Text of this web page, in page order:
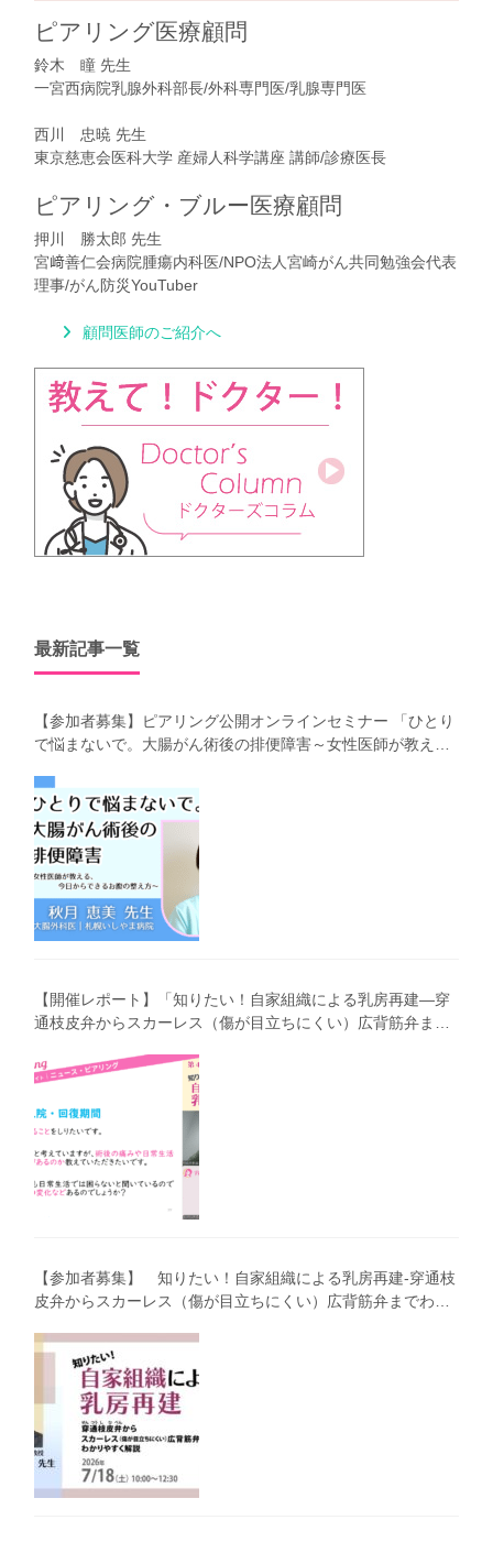
ピアリング医療顧問
鈴木 瞳 先生
一宮西病院乳腺外科部長/外科専門医/乳腺専門医
西川 忠暁 先生
東京慈恵会医科大学 産婦人科学講座 講師/診療医長
ピアリング・ブルー医療顧問
押川 勝太郎 先生
宮﨑善仁会病院腫瘍内科医/NPO法人宮崎がん共同勉強会代表
理事/がん防災YouTuber
顧問医師のご紹介へ
最新記事一覧
【参加者募集】ピアリング公開オンラインセミナー 「ひとり
で悩まないで。大腸がん術後の排便障害～女性医師が教え
【開催レポート】「知りたい！自家組織による乳房再建―穿
通枝皮弁からスカーレス（傷が目立ちにくい）広背筋弁まで
【参加者募集】 知りたい！自家組織による乳房再建-穿通枝
皮弁からスカーレス（傷が目立ちにくい）広背筋弁までわか